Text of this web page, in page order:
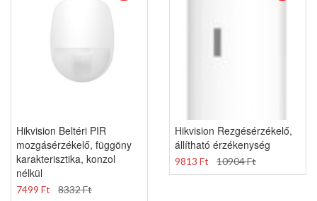
Hikvision Beltéri PIR
mozgásérzékelő, függöny
karakterisztika, konzol
nélkül
7499 Ft 8332 Ft
Hikvision Rezgésérzékelő,
állítható érzékenység
9813 Ft 10904 Ft